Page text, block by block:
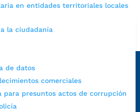
en entidades territoriales locales
la ciudadanía
de datos
comerciales
para presuntos actos de corrupción
colegios oficiales de